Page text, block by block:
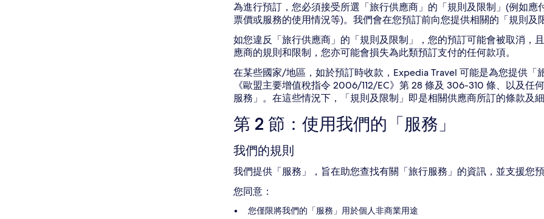
為進行預訂，您必須接受所選「旅行供應商」的「規則及限制」(例如應
票價或服務的使用情況等)。我們會在您預訂前向您提供相關的「規則及
如您違反「旅行供應商」的「規則及限制」，您的預訂可能會被取消，
應商的規則和限制，您亦可能會損失為此類預訂支付的任何款項。
在某些國家/地區，如於預訂時收款，Expedia Travel 可能是為您提供
《歐盟主要增值稅指令 2006/112/EC》第 28 條及 306-310 條、以及
服務」。在這些情況下，「規則及限制」即是相關供應商所訂的條款及
第 2 節：使用我們的「服務」
我們的規則
我們提供「服務」，旨在助您查找有關「旅行服務」的資訊，並支援您
您同意：
您僅限將我們的「服務」用於個人非商業用途